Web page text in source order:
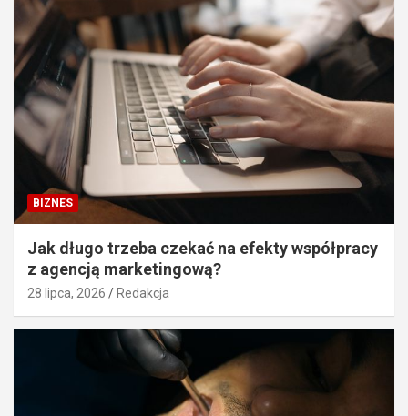
BIZNES
Jak długo trzeba czekać na efekty współpracy
z agencją marketingową?
28 lipca, 2026 Redakcja